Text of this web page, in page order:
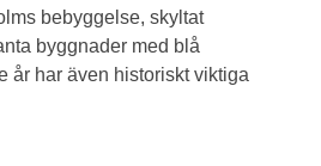
bebyggelse, skyltat
byggnader med blå
år har även historiskt viktiga